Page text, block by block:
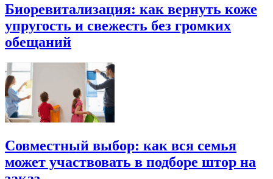
Биоревитализация: как вернуть коже
упругость и свежесть без громких
обещаний
Совместный выбор: как вся семья
может участвовать в подборе штор на